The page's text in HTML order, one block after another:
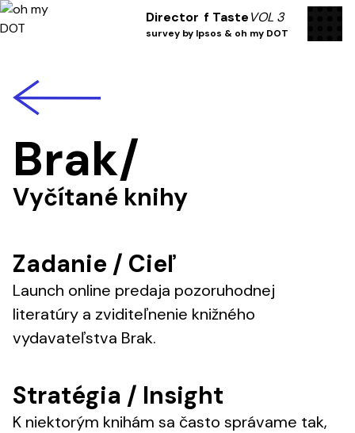
Director f TasteVOL 3
survey by Ipsos & oh my DOT
Brak/
Vyčítané knihy
Zadanie / Cieľ
Launch online predaja pozoruhodnej
literatúry a zviditeľnenie knižného
vydavateľstva Brak.
Stratégia / Insight
K niektorým knihám sa často správame tak,